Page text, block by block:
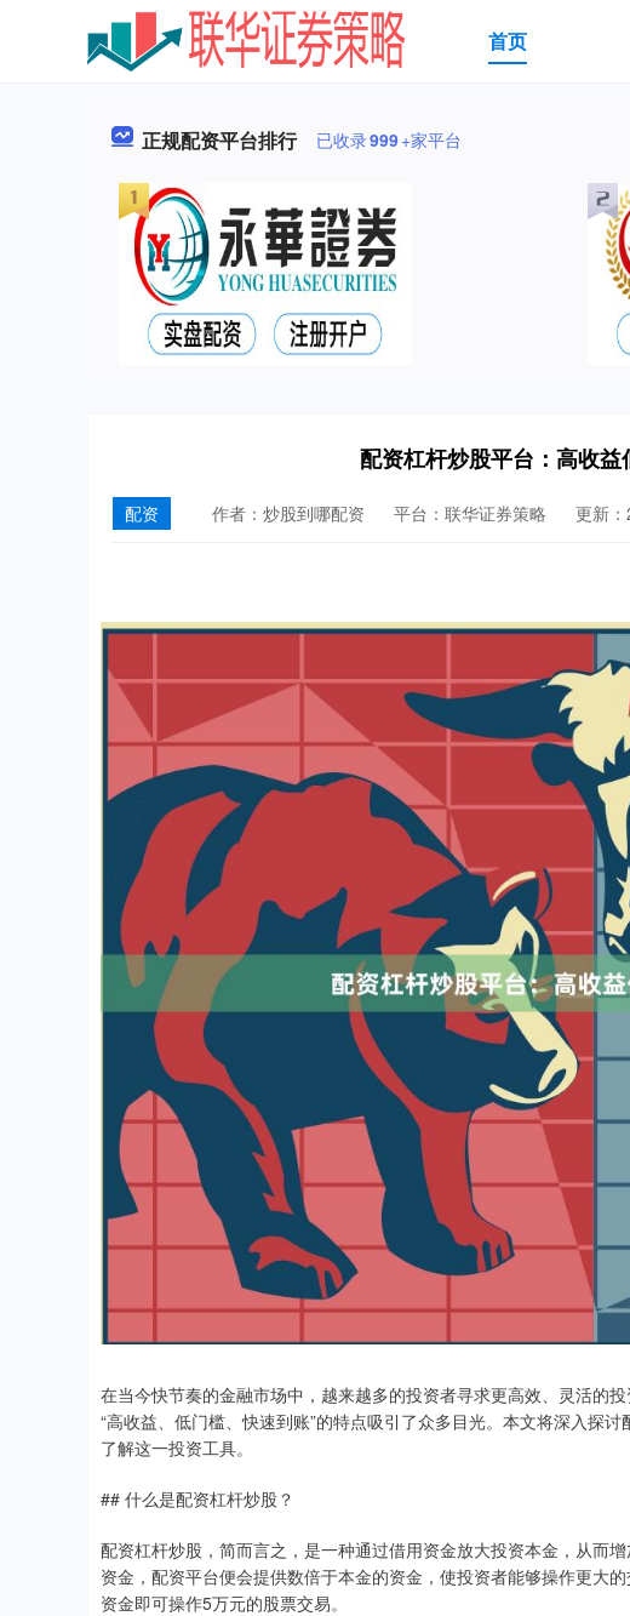
首页
正规配资平台排行 已收录999+家平台
配资杠杆炒股平台：高收益
配资 作者：炒股到哪配资 平台：联华证券策略 更新
在当今快节奏的金融市场中，越来越多的投资者寻求更高效、灵活的
“高收益、低门槛、快速到账”的特点吸引了众多目光。本文将深入探
了解这一投资工具。
## 什么是配资杠杆炒股？
配资杠杆炒股，简而言之，是一种通过借用资金放大投资本金，从而
资金，配资平台便会提供数倍于本金的资金，使投资者能够操作更大
资金即可操作5万元的股票交易。